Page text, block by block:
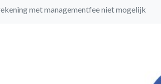
met managementfee niet mogelijk